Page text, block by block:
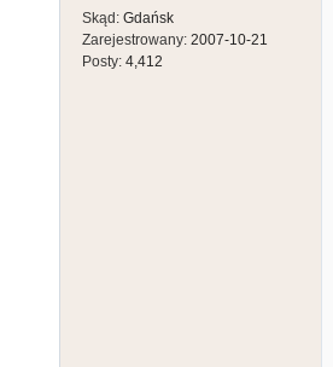
Skąd: Gdańsk
Zarejestrowany: 2007-10-21
Posty: 4,412